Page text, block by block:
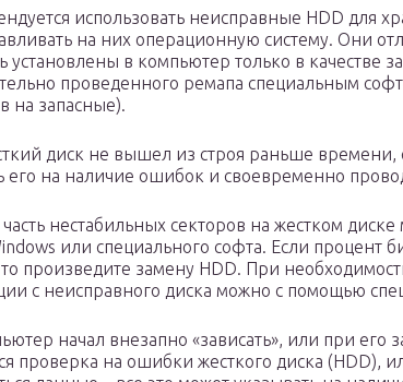
использовать неисправные HDD для
на них операционную систему. Они
установлены в компьютер только в качестве
проведенного ремапа специальным
на запасные).
диск не вышел из строя раньше времени,
его на наличие ошибок и своевременно
нестабильных секторов на жестком
или специального софта. Если процент
произведите замену HDD. При
с неисправного диска можно с помощью
начал внезапно «зависать», или при его
проверка на ошибки жесткого диска (HDD),